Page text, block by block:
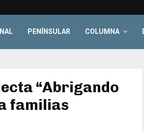
PENÍNSULAR COLUMNA
“Abrigando
familias